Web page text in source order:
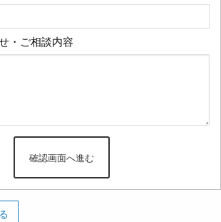
・ご相談内容